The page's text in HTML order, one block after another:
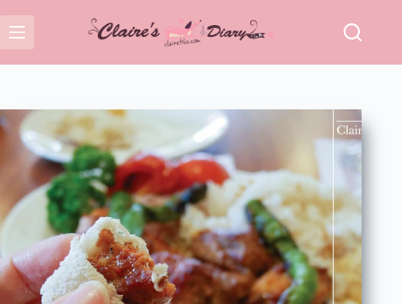
至
主
容